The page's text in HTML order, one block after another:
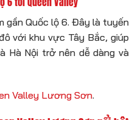
gần Quốc lộ 6. Đây là tuyến
với khu vực Tây Bắc, giúp
Hà Nội trở nên dễ dàng và
Valley Lương Sơn.